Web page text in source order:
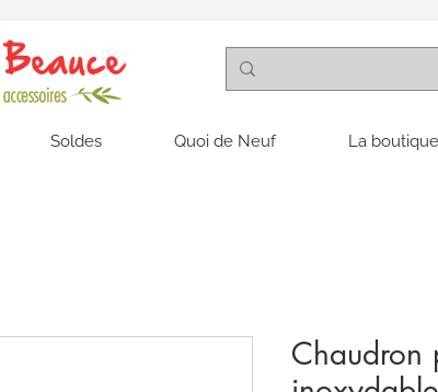
Soldes Quoi de Neuf La
Chaudron